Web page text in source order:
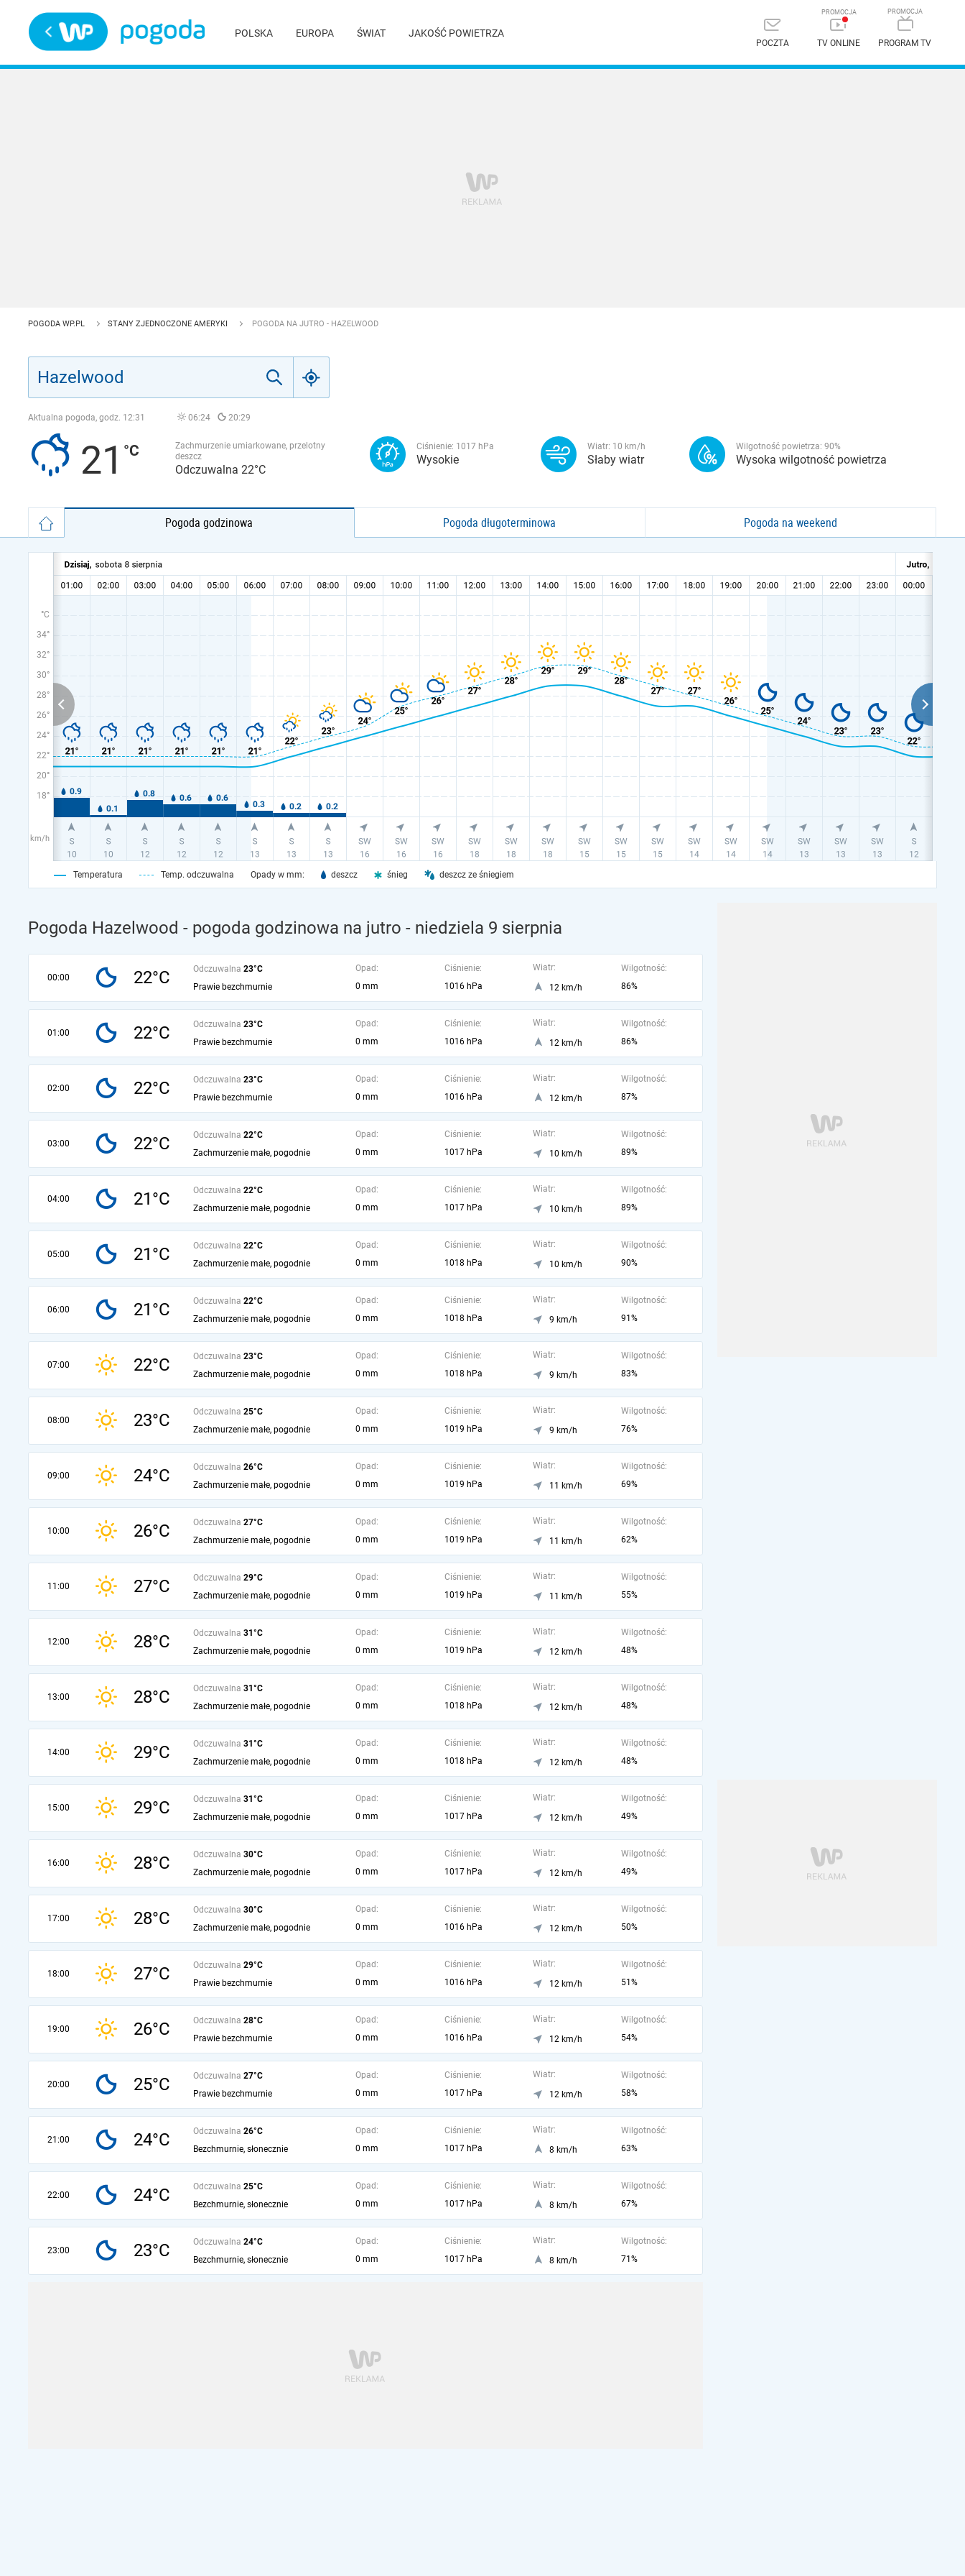
POLSKA EUROPA ŚWIAT JAKOŚĆ POWIETRZA
POCZTA TV ONLINE PROGRAM TV
POGODA WP.PL STANY ZJEDNOCZONE AMERYKI POGODA NA JUTRO - HAZELWOOD
Aktualna pogoda, godz. 12:31 06:24 20:29
21
Zachmurzenie umiarkowane, przelotny
deszcz
Odczuwalna 22°C
Ciśnienie: 1017 hPa
Wysokie
Wiatr: 10 km/h
Słaby wiatr
Wilgotność powietrza: 90%
Wysoka wilgotność powietrza
Pogoda godzinowa Pogoda długoterminowa Pogoda na weekend
°C
34°
32°
30°
28°
26°
24°
22°
20°
18°
km/h
Temperatura Temp. odczuwalna Opady w mm: deszcz śnieg deszcz ze śniegiem
Pogoda Hazelwood - pogoda godzinowa na jutro - niedziela 9 sierpnia
00:00 22°C Odczuwalna 23°C
Prawie bezchmurnie
Opad:
0 mm
Ciśnienie:
1016 hPa
Wiatr:
12 km/h
Wilgotność:
86%
01:00 22°C Odczuwalna 23°C
Prawie bezchmurnie
Opad:
0 mm
Ciśnienie:
1016 hPa
Wiatr:
12 km/h
Wilgotność:
86%
02:00 22°C Odczuwalna 23°C
Prawie bezchmurnie
Opad:
0 mm
Ciśnienie:
1016 hPa
Wiatr:
12 km/h
Wilgotność:
87%
03:00 22°C Odczuwalna 22°C
Zachmurzenie małe, pogodnie
Opad:
0 mm
Ciśnienie:
1017 hPa
Wiatr:
10 km/h
Wilgotność:
89%
04:00 21°C Odczuwalna 22°C
Zachmurzenie małe, pogodnie
Opad:
0 mm
Ciśnienie:
1017 hPa
Wiatr:
10 km/h
Wilgotność:
89%
05:00 21°C Odczuwalna 22°C
Zachmurzenie małe, pogodnie
Opad:
0 mm
Ciśnienie:
1018 hPa
Wiatr:
10 km/h
Wilgotność:
90%
06:00 21°C Odczuwalna 22°C
Zachmurzenie małe, pogodnie
Opad:
0 mm
Ciśnienie:
1018 hPa
Wiatr:
9 km/h
Wilgotność:
91%
07:00 22°C Odczuwalna 23°C
Zachmurzenie małe, pogodnie
Opad:
0 mm
Ciśnienie:
1018 hPa
Wiatr:
9 km/h
Wilgotność:
83%
08:00 23°C Odczuwalna 25°C
Zachmurzenie małe, pogodnie
Opad:
0 mm
Ciśnienie:
1019 hPa
Wiatr:
9 km/h
Wilgotność:
76%
09:00 24°C Odczuwalna 26°C
Zachmurzenie małe, pogodnie
Opad:
0 mm
Ciśnienie:
1019 hPa
Wiatr:
11 km/h
Wilgotność:
69%
10:00 26°C Odczuwalna 27°C
Zachmurzenie małe, pogodnie
Opad:
0 mm
Ciśnienie:
1019 hPa
Wiatr:
11 km/h
Wilgotność:
62%
11:00 27°C Odczuwalna 29°C
Zachmurzenie małe, pogodnie
Opad:
0 mm
Ciśnienie:
1019 hPa
Wiatr:
11 km/h
Wilgotność:
55%
12:00 28°C Odczuwalna 31°C
Zachmurzenie małe, pogodnie
Opad:
0 mm
Ciśnienie:
1019 hPa
Wiatr:
12 km/h
Wilgotność:
48%
13:00 28°C Odczuwalna 31°C
Zachmurzenie małe, pogodnie
Opad:
0 mm
Ciśnienie:
1018 hPa
Wiatr:
12 km/h
Wilgotność:
48%
14:00 29°C Odczuwalna 31°C
Zachmurzenie małe, pogodnie
Opad:
0 mm
Ciśnienie:
1018 hPa
Wiatr:
12 km/h
Wilgotność:
48%
15:00 29°C Odczuwalna 31°C
Zachmurzenie małe, pogodnie
Opad:
0 mm
Ciśnienie:
1017 hPa
Wiatr:
12 km/h
Wilgotność:
49%
16:00 28°C Odczuwalna 30°C
Zachmurzenie małe, pogodnie
Opad:
0 mm
Ciśnienie:
1017 hPa
Wiatr:
12 km/h
Wilgotność:
49%
17:00 28°C Odczuwalna 30°C
Zachmurzenie małe, pogodnie
Opad:
0 mm
Ciśnienie:
1016 hPa
Wiatr:
12 km/h
Wilgotność:
50%
18:00 27°C Odczuwalna 29°C
Prawie bezchmurnie
Opad:
0 mm
Ciśnienie:
1016 hPa
Wiatr:
12 km/h
Wilgotność:
51%
19:00 26°C Odczuwalna 28°C
Prawie bezchmurnie
Opad:
0 mm
Ciśnienie:
1016 hPa
Wiatr:
12 km/h
Wilgotność:
54%
20:00 25°C Odczuwalna 27°C
Prawie bezchmurnie
Opad:
0 mm
Ciśnienie:
1017 hPa
Wiatr:
12 km/h
Wilgotność:
58%
21:00 24°C Odczuwalna 26°C
Bezchmurnie, słonecznie
Opad:
0 mm
Ciśnienie:
1017 hPa
Wiatr:
8 km/h
Wilgotność:
63%
22:00 24°C Odczuwalna 25°C
Bezchmurnie, słonecznie
Opad:
0 mm
Ciśnienie:
1017 hPa
Wiatr:
8 km/h
Wilgotność:
67%
23:00 23°C Odczuwalna 24°C
Bezchmurnie, słonecznie
Opad:
0 mm
Ciśnienie:
1017 hPa
Wiatr:
8 km/h
Wilgotność:
71%